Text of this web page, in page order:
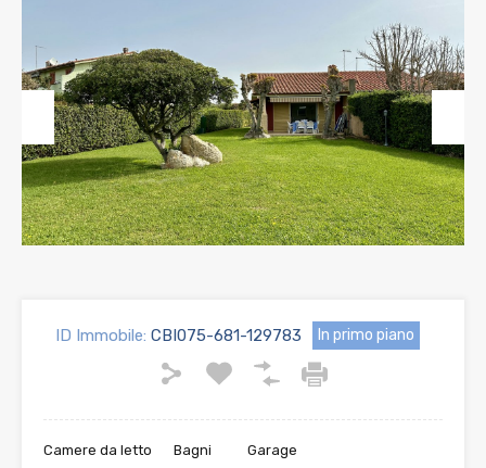
Previous Next
ID Immobile: CBI075-681-129783 In primo piano
Camere da letto Bagni Garage